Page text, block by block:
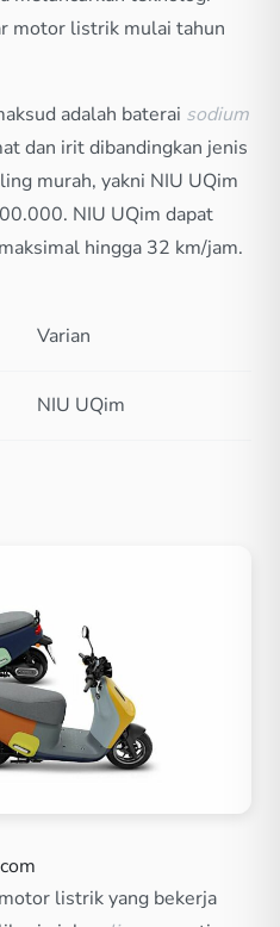
motor listrik mulai tahun
adalah baterai sodium
dan irit dibandingkan jenis
murah, yakni NIU UQim
NIU UQim dapat
hingga 32 km/jam.
Varian
NIU UQim
listrik yang bekerja